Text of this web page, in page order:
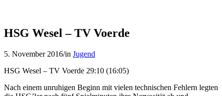
HSG Wesel – TV Voerde
5. November 2016/in Jugend
HSG Wesel – TV Voerde 29:10 (16:05)
Nach einem unruhigen Beginn mit vielen technischen Fehlern legten